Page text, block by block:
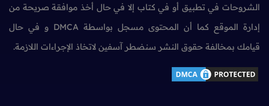
الشروحات في تطبيق أو في كتاب إلا في حال أخذ موافقة صريحة من
إدارة الموقع كما أن المحتوى مسجل بواسطة DMCA و في حال
قيامك بمخالفة حقوق النشر سنضطر آسفين لاتخاذ الإجراءات اللازمة.